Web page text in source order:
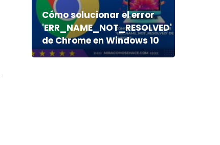
Cómo solucionar el error
'ERR_NAME_NOT_RESOLVED'
de Chrome en Windows 10